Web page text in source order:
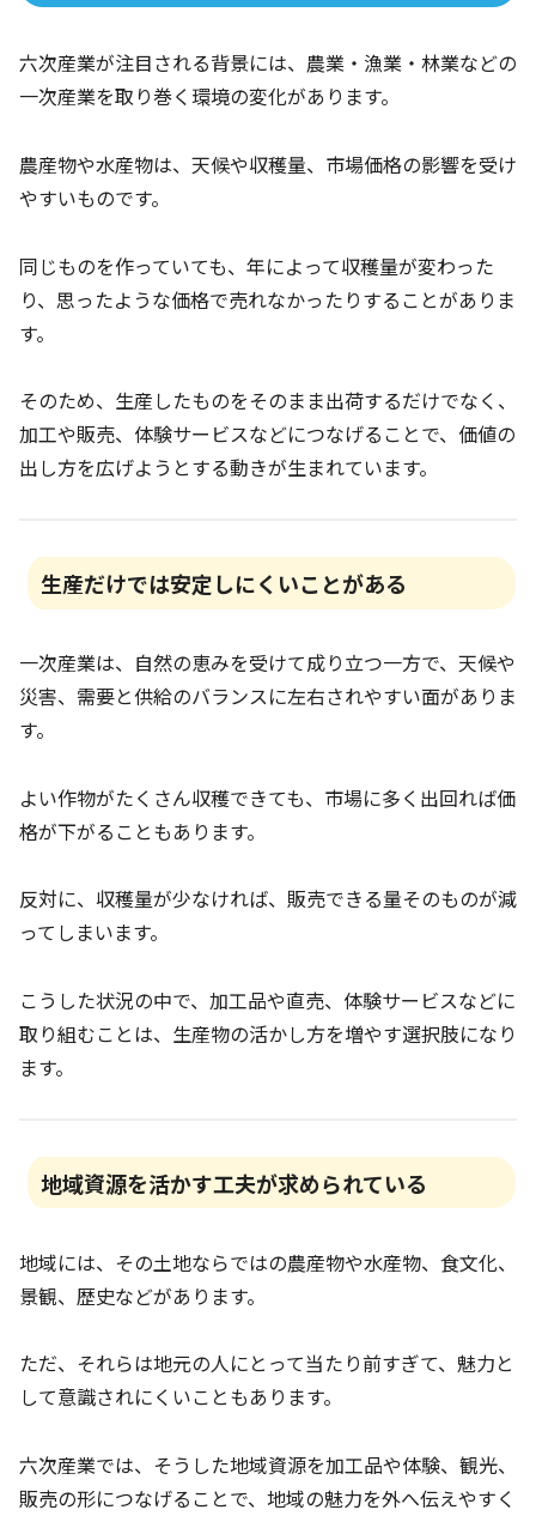
六次産業が注目される背景には、農業・漁業・林業などの
一次産業を取り巻く環境の変化があります。
農産物や水産物は、天候や収穫量、市場価格の影響を受け
やすいものです。
同じものを作っていても、年によって収穫量が変わった
り、思ったような価格で売れなかったりすることがありま
す。
そのため、生産したものをそのまま出荷するだけでなく、
加工や販売、体験サービスなどにつなげることで、価値の
出し方を広げようとする動きが生まれています。
生産だけでは安定しにくいことがある
一次産業は、自然の恵みを受けて成り立つ一方で、天候や
災害、需要と供給のバランスに左右されやすい面がありま
す。
よい作物がたくさん収穫できても、市場に多く出回れば価
格が下がることもあります。
反対に、収穫量が少なければ、販売できる量そのものが減
ってしまいます。
こうした状況の中で、加工品や直売、体験サービスなどに
取り組むことは、生産物の活かし方を増やす選択肢になり
ます。
地域資源を活かす工夫が求められている
地域には、その土地ならではの農産物や水産物、食文化、
景観、歴史などがあります。
ただ、それらは地元の人にとって当たり前すぎて、魅力と
して意識されにくいこともあります。
六次産業では、そうした地域資源を加工品や体験、観光、
販売の形につなげることで、地域の魅力を外へ伝えやすく